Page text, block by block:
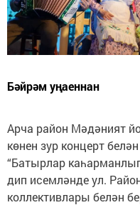
Бәйрәм уңаеннан
Арча район Мәдәният
көнен зур концерт
“Батырлар
дип исемләнде ул.
коллективлары белән